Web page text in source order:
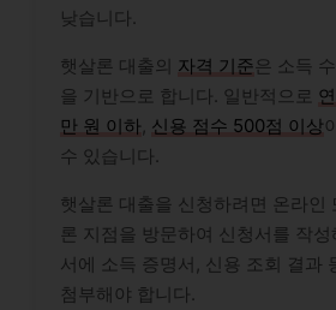
낮습니다.
햇살론 대출의 자격 기준은 소득
을 기반으로 합니다. 일반적으로
만 원 이하 신용 점수 500점 이상
수 있습니다.
햇살론 대출을 신청하려면 온라인
론 지점을 방문하여 신청서를 작성
서에 소득 증명서, 신용 조회 결과
첨부해야 합니다.